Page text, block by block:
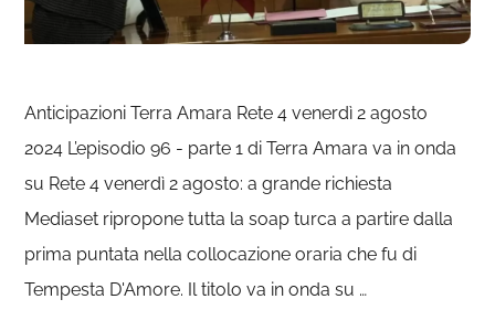
Anticipazioni Terra Amara Rete 4 venerdì 2 agosto
2024 L’episodio 96 - parte 1 di Terra Amara va in onda
su Rete 4 venerdì 2 agosto: a grande richiesta
Mediaset ripropone tutta la soap turca a partire dalla
prima puntata nella collocazione oraria che fu di
Tempesta D'Amore. Il titolo va in onda su …